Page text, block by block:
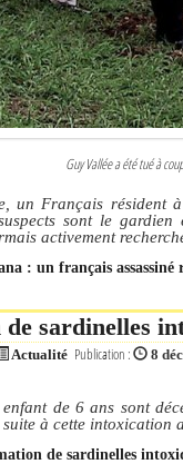
Guy Vallée a été tué à
un Français résident
sont le
activement
: un français
sardinelles
Actualité Publication : 8
de 6 ans sont
à cette intoxication
de sardinelles